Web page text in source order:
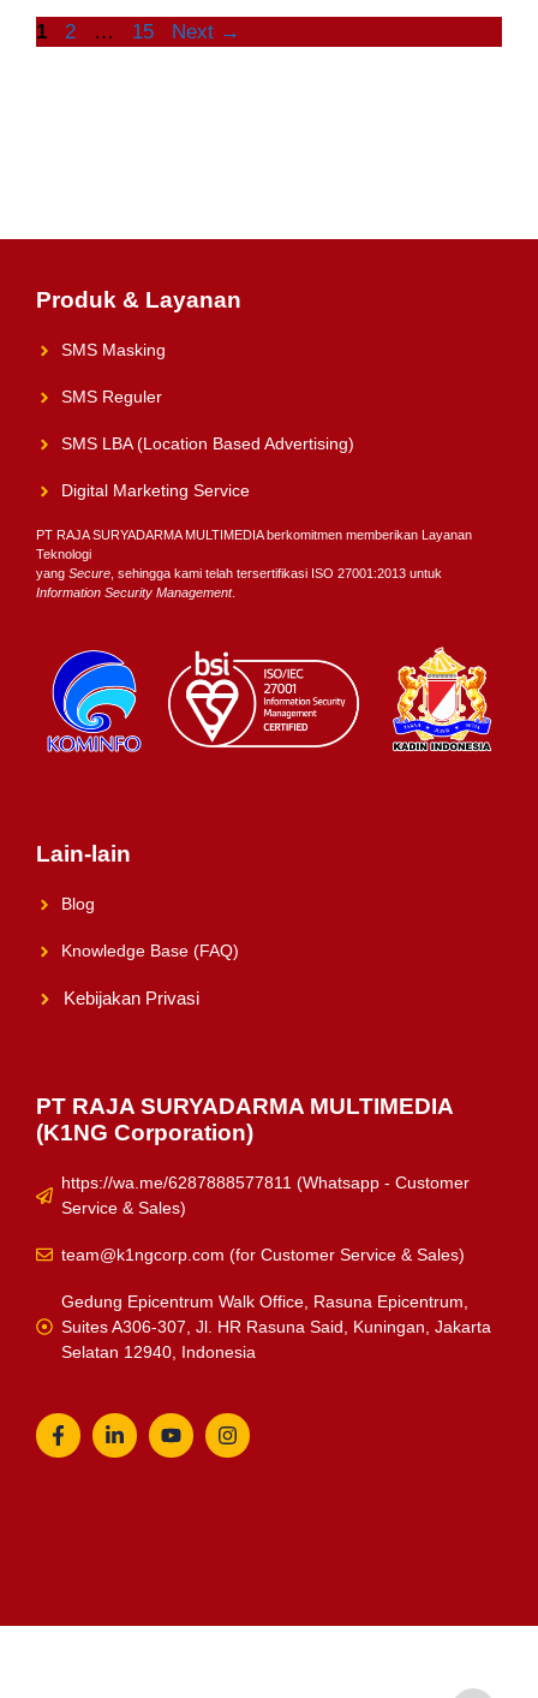
Page
1 Page
2 … Page
15 Next →
Produk & Layanan
SMS Masking
SMS Reguler
SMS LBA (Location Based Advertising)
Digital Marketing Service
PT RAJA SURYADARMA MULTIMEDIA berkomitmen memberikan Layanan
Teknologi
yang Secure , sehingga kami telah tersertifikasi ISO 27001:2013 untuk
Information Security Management.
Lain-lain
Blog
Knowledge Base (FAQ)
Kebijakan Privasi
PT RAJA SURYADARMA MULTIMEDIA
(K1NG Corporation)
https://wa.me/6287888577811 (Whatsapp - Customer
Service & Sales)
team@k1ngcorp.com (for Customer Service & Sales)
Gedung Epicentrum Walk Office, Rasuna Epicentrum,
Suites A306-307, Jl. HR Rasuna Said, Kuningan, Jakarta
Selatan 12940, Indonesia